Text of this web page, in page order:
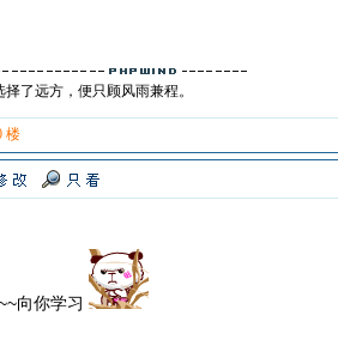
了远方，便只顾风雨兼程。
楼
向你学习